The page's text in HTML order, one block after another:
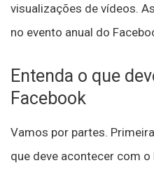
visualizações de vídeos.
no evento anual do
Entenda o que
Facebook
Vamos por partes.
que deve acontecer com o